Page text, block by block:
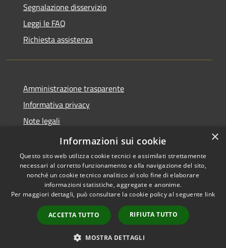
Segnalazione disservizio
Leggi le FAQ
Richiesta assistenza
Amministrazione trasparente
Informativa privacy
Note legali
Dichiarazione di accessibilità
Accessibilità
Copyright © 2026 • Comune di
Valbondione • Powered by
Municipium•
Accesso
redazione
×
Informazioni sui cookie
Questo sito web utilizza cookie tecnici e assimilati strettamente
necessari al corretto funzionamento e alla navigazione del sito,
nonché un cookie tecnico analitico al solo fine di elaborare
informazioni statistiche, aggregate e anonime.
Per maggiori dettagli, può consultare la cookie policy al seguente link
ACCETTA TUTTO RIFIUTA TUTTO
MOSTRA DETTAGLI